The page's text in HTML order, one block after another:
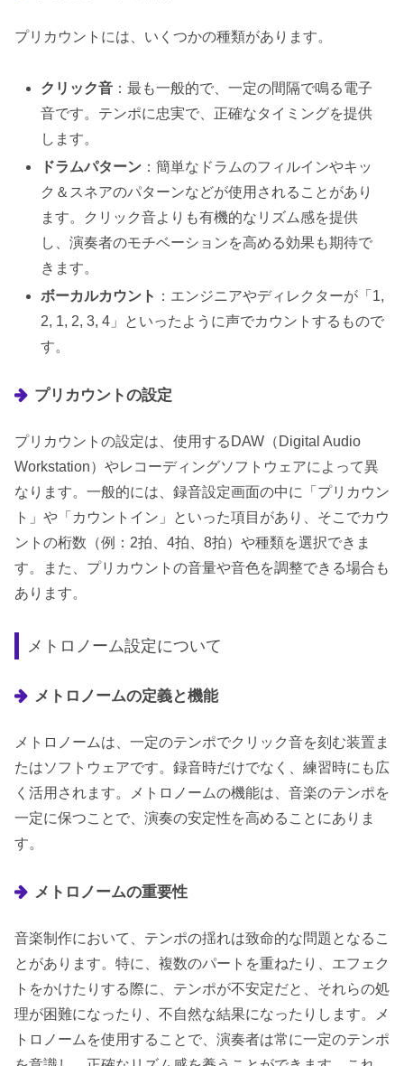
プリカウントには、いくつかの種類があります。
クリック音 ：最も一般的で、一定の間隔で鳴る電子
音です。テンポに忠実で、正確なタイミングを提供
します。
ドラムパターン ：簡単なドラムのフィルインやキッ
ク＆スネアのパターンなどが使用されることがあり
ます。クリック音よりも有機的なリズム感を提供
し、演奏者のモチベーションを高める効果も期待で
きます。
ボーカルカウント ：エンジニアやディレクターが「1,
2, 1, 2, 3, 4」といったように声でカウントするもので
す。
プリカウントの設定
プリカウントの設定は、使用するDAW（Digital Audio
Workstation）やレコーディングソフトウェアによって異
なります。一般的には、録音設定画面の中に「プリカウン
ト」や「カウントイン」といった項目があり、そこでカウ
ントの桁数（例：2拍、4拍、8拍）や種類を選択できま
す。また、プリカウントの音量や音色を調整できる場合も
あります。
メトロノーム設定について
メトロノームの定義と機能
メトロノームは、一定のテンポでクリック音を刻む装置ま
たはソフトウェアです。録音時だけでなく、練習時にも広
く活用されます。メトロノームの機能は、音楽のテンポを
一定に保つことで、演奏の安定性を高めることにありま
す。
メトロノームの重要性
音楽制作において、テンポの揺れは致命的な問題となるこ
とがあります。特に、複数のパートを重ねたり、エフェク
トをかけたりする際に、テンポが不安定だと、それらの処
理が困難になったり、不自然な結果になったりします。メ
トロノームを使用することで、演奏者は常に一定のテンポ